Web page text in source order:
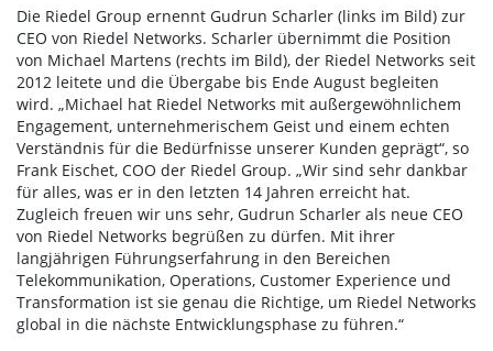
Die Riedel Group ernennt Gudrun Scharler (links im Bild) zur
CEO von Riedel Networks. Scharler übernimmt die Position
von Michael Martens (rechts im Bild), der Riedel Networks seit
2012 leitete und die Übergabe bis Ende August begleiten
wird. „Michael hat Riedel Networks mit außergewöhnlichem
Engagement, unternehmerischem Geist und einem echten
Verständnis für die Bedürfnisse unserer Kunden geprägt“, so
Frank Eischet, COO der Riedel Group. „Wir sind sehr dankbar
für alles, was er in den letzten 14 Jahren erreicht hat.
Zugleich freuen wir uns sehr, Gudrun Scharler als neue CEO
von Riedel Networks begrüßen zu dürfen. Mit ihrer
langjährigen Führungserfahrung in den Bereichen
Telekommunikation, Operations, Customer Experience und
Transformation ist sie genau die Richtige, um Riedel Networks
global in die nächste Entwicklungsphase zu führen.“